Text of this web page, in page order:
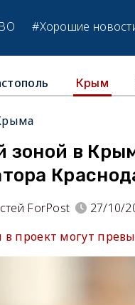
#Хорошие
Крым
зоной в
ForPost
27/10/
проект могут